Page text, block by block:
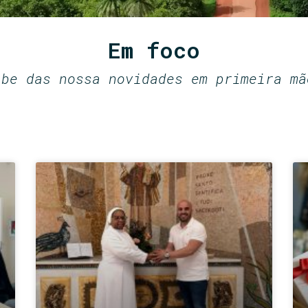
Em foco
das nossa novidades em primeira